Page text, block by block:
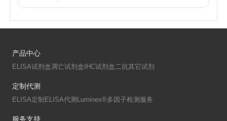
技术支持 订购指南
样本处理 实验流程
常见问题
产品中心
ELISA试剂盒凋亡试剂盒IHC试剂盒 二抗其它试剂
定制代测
ELISA定制ELISA代测Luminex®多因子检测服务
服务支持